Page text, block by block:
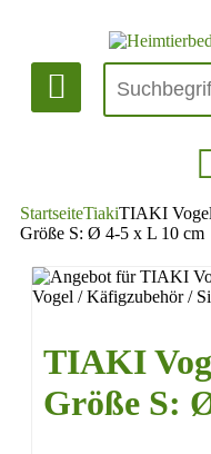
StartseiteTiakiTIAKI
Größe S: Ø 4-5 x L 10 cm
TIAKI
Größe S: